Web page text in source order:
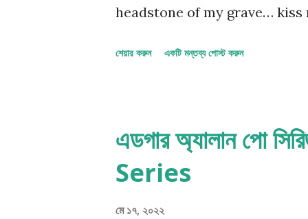
headstone of my grave… kiss
প্রেমের সার, প্রেমের এক ও একমাত্র
প্রতিদান। একটা মিরাকেল, একটা
ঘটনা - একটা ট্রান্সইয়েন্স, এই ক্ষণস্থায়ী
শেয়ার করুন একটি মন্তব্য পোস্ট করুন
এডগার অ্যালান পো
Series
মে ১৭, ২০২২